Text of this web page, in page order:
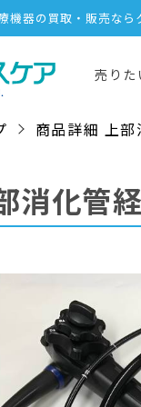
機器の買取・販売な
売りた
商品詳細 上
消化管